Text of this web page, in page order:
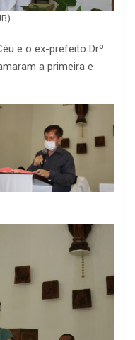
e o ex-prefeito Drº
a primeira e